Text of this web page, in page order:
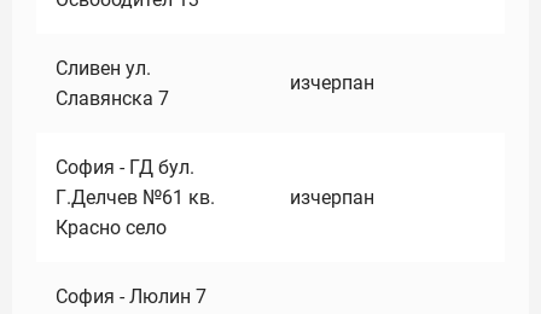
Сливен ул.
Славянска 7
изчерпан
София - ГД бул.
Г.Делчев №61 кв.
Красно село
изчерпан
София - Люлин 7